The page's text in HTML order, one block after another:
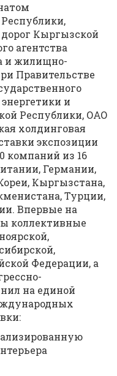
Кыргызской
агентства
и жилищно-
Правительстве
и
Республики, ОАО
холдинговая
экспозиции
компаний из 16
Германии,
Кыргызстана,
Турции,
Впервые на
коллективные
Федерации, а
на единой